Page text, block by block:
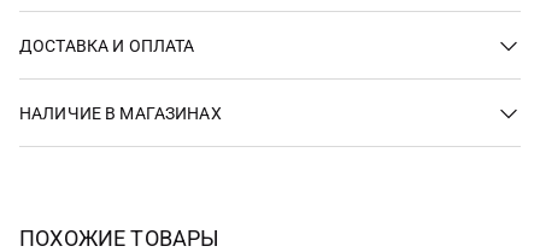
ДОСТАВКА И ОПЛАТА
НАЛИЧИЕ В МАГАЗИНАХ
ПОХОЖИЕ ТОВАРЫ